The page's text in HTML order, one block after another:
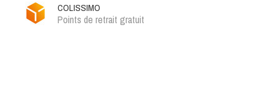
COLISSIMO
Points de retrait gratuit